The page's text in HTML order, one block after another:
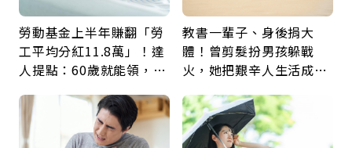
勞動基金上半年賺翻「勞
工平均分紅11.8萬」！達
人提點：60歲就能領，重
教書一輩子、身後捐大
體！曾剪髮扮男孩躲戰
火，她把艱辛人生活成風
福